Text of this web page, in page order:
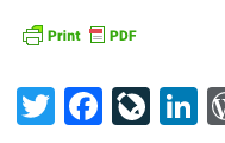
Twitter